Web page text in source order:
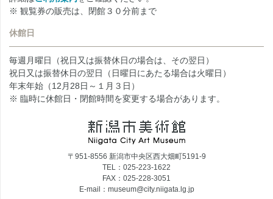
※ 観覧券の販売は、閉館３０分前まで
休館日
毎週月曜日（祝日又は振替休日の場合は、その翌日）
祝日又は振替休日の翌日（日曜日にあたる場合は火曜日）
年末年始（12月28日～１月３日）
※ 臨時に休館日・閉館時間を変更する場合があります。
〒951-8556 新潟市中央区西大畑町5191-9
TEL：025-223-1622
FAX：025-228-3051
E-mail：museum@city.niigata.lg.jp